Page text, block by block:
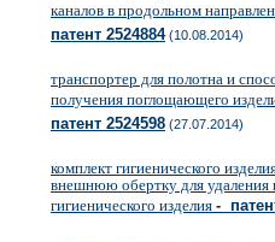
каналов в продольном
патент 2524884(10.08.2014)
транспортер для полотна и
получения поглощающего
патент 2524598 (27.07.2014)
комплект гигиенического
внешнюю обертку для удаления
гигиенического изделия -